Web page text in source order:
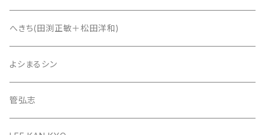
へきち(田渕正敏＋松田洋和)
よシまるシン
管弘志